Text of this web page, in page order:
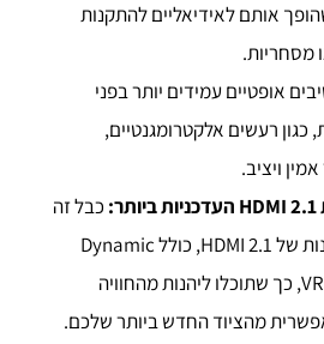
אותם לאידיאליים להתקנות
מסחריות.
אופטיים עמידים יותר בפני
כגון רעשים אלקטרומגנטיים,
ויציב.
HDMI 2.1 העדכניות ביותר: כבל זה
תומך בכל התכונות של HDMI 2.1, כולל Dynamic
HDR, eARC ו-VRR, כך שתוכלו ליהנות מהחוויה
מהציוד החדש ביותר שלכם.